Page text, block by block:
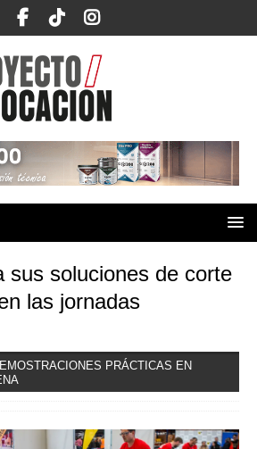
sus soluciones de corte
las jornadas
PRÁCTICAS EN